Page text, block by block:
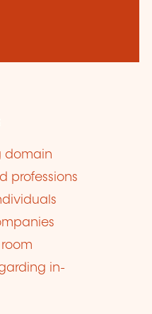
domain
professions
in-